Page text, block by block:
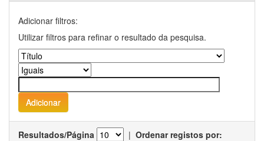
Adicionar filtros:
Utilizar filtros para refinar o resultado da pesquisa.
Resultados/Página | Ordenar registos por: